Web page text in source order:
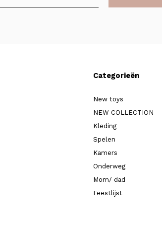
Categorieën
New toys
NEW COLLECTION
Kleding
Spelen
Kamers
Onderweg
Mom/ dad
Feestlijst